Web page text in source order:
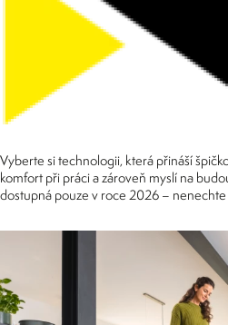
Vyberte si technologii, která přináší
komfort při práci a zároveň myslí na
dostupná pouze v roce 2026 – nenechte